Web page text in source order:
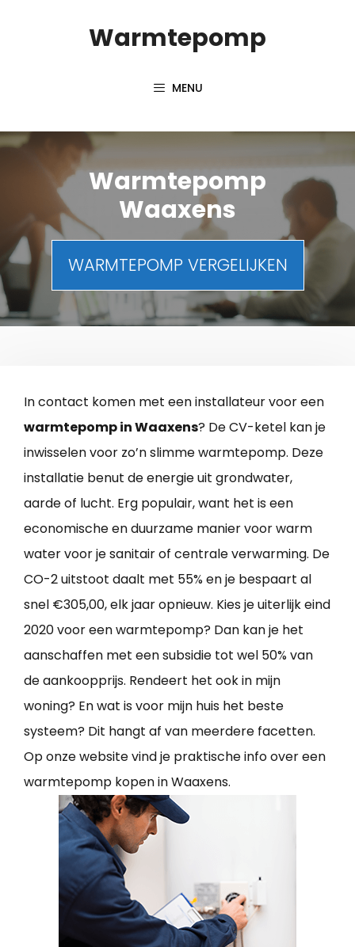
Warmtepomp
MENU
Warmtepomp
Waaxens
WARMTEPOMP VERGELIJKEN
In contact komen met een installateur voor een
warmtepomp in Waaxens? De CV-ketel kan je
inwisselen voor zo’n slimme warmtepomp. Deze
installatie benut de energie uit grondwater,
aarde of lucht. Erg populair, want het is een
economische en duurzame manier voor warm
water voor je sanitair of centrale verwarming. De
CO-2 uitstoot daalt met 55% en je bespaart al
snel €305,00, elk jaar opnieuw. Kies je uiterlijk eind
2020 voor een warmtepomp? Dan kan je het
aanschaffen met een subsidie tot wel 50% van
de aankoopprijs. Rendeert het ook in mijn
woning? En wat is voor mijn huis het beste
systeem? Dit hangt af van meerdere facetten.
Op onze website vind je praktische info over een
warmtepomp kopen in Waaxens.